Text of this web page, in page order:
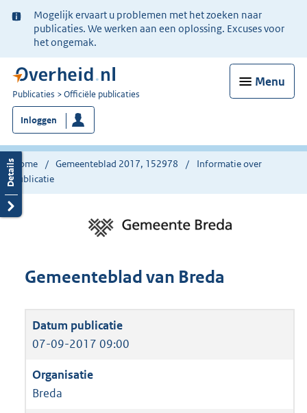
Ter
informatie:
Mogelijk ervaart u problemen met het zoeken naar
publicaties. We werken aan een oplossing. Excuses voor
het ongemak.
Menu
U
bent
nu
hier:
Publicaties Officiële publicaties
Inloggen
Home Gemeenteblad 2017, 152978
Informatie over
publicatie
Gemeenteblad van Breda
07-09-2017 09:00
Breda